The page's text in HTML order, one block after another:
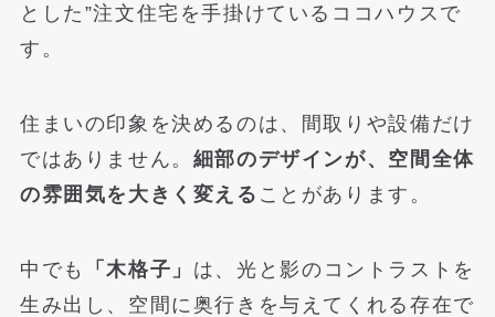
とした”注文住宅を手掛けているココハウスで
す。
住まいの印象を決めるのは、間取りや設備だけ
ではありません。 細部のデザインが、空間全体
の雰囲気を大きく変える ことがあります。
中でも 「木格子」 は、光と影のコントラストを
生み出し、空間に奥行きを与えてくれる存在で